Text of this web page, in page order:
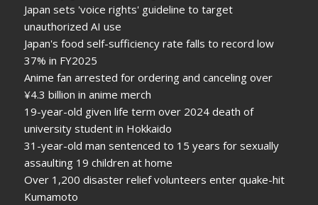
Japan sets 'voice rights' guideline to target
unauthorized AI use
Japan's food self-sufficiency rate falls to record low
37% in FY2025
Anime fan arrested for ordering and canceling over
¥4.3 billion in anime merch
19-year-old given life term over 2024 death of
university student in Hokkaido
31-year-old man sentenced to 15 years for sexually
assaulting 19 children at home
Over 1,200 disaster relief volunteers enter quake-hit
Kumamoto